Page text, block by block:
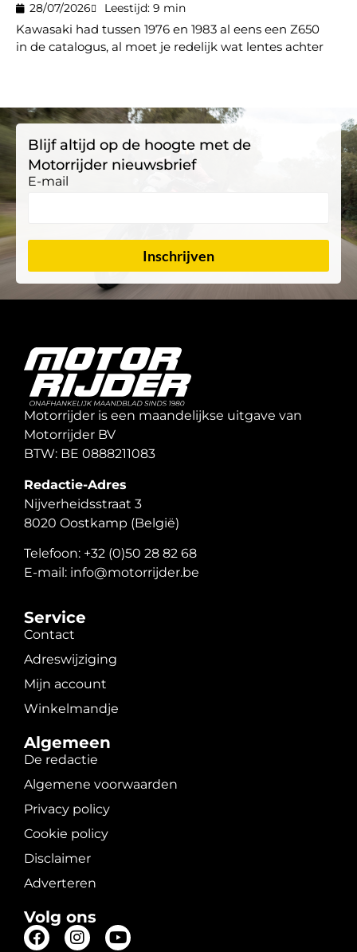
28/07/2026 Leestijd: 9 min
Kawasaki had tussen 1976 en 1983 al eens een Z650
in de catalogus, al moet je redelijk wat lentes achter
Blijf altijd op de hoogte met de
Motorrijder nieuwsbrief
E-mail
Inschrijven
Motorrijder is een maandelijkse uitgave van
Motorrijder BV
BTW: BE 0888211083
Redactie-Adres
Nijverheidsstraat 3
8020 Oostkamp (België)
Telefoon: +32 (0)50 28 82 68
E-mail: info@motorrijder.be
Service
Contact
Adreswijziging
Mijn account
Winkelmandje
Algemeen
De redactie
Algemene voorwaarden
Privacy policy
Cookie policy
Disclaimer
Adverteren
Volg ons